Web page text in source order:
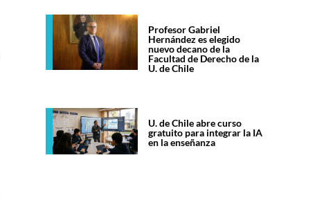
Profesor Gabriel
Hernández es elegido
nuevo decano de la
Facultad de Derecho de la
U. de Chile
U. de Chile abre curso
gratuito para integrar la IA
en la enseñanza